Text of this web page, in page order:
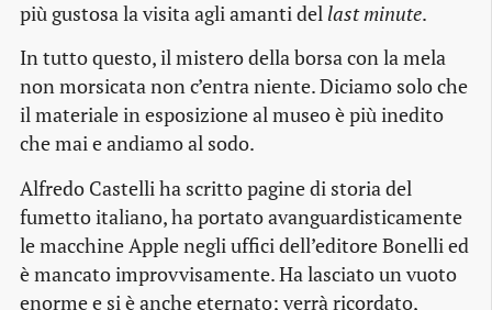
più gustosa la visita agli amanti dellast minute.
In tutto questo, il mistero della borsa con la mela
non morsicata non c’entra niente. Diciamo solo che
il materiale in esposizione al museo è più inedito
che mai e andiamo al sodo.
Alfredo Castelli ha scritto pagine di storia del
fumetto italiano, ha portato avanguardisticamente
le macchine Apple negli uffici dell’editore Bonelli ed
è mancato improvvisamente. Ha lasciato un vuoto
enorme e si è anche eternato; verrà ricordato,